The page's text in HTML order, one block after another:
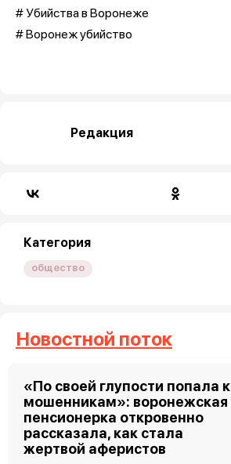
# Убийства в Воронеже
# Воронеж убийство
Редакция
Категория
общество
Новостной поток
«По своей глупости попала к
мошенникам»: воронежская
пенсионерка откровенно
рассказала, как стала
жертвой аферистов